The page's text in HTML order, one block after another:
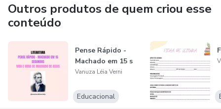
Outros produtos de quem criou esse
conteúdo
Pense Rápido -
Machado em 15 s
Vanuza Léia Verni
Educacional